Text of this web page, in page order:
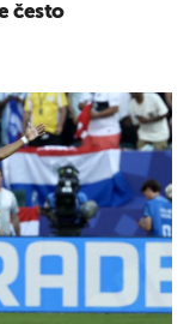
često